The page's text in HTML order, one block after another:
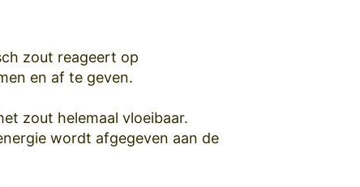
zout reageert op
en af te geven.
zout helemaal vloeibaar.
wordt afgegeven aan de